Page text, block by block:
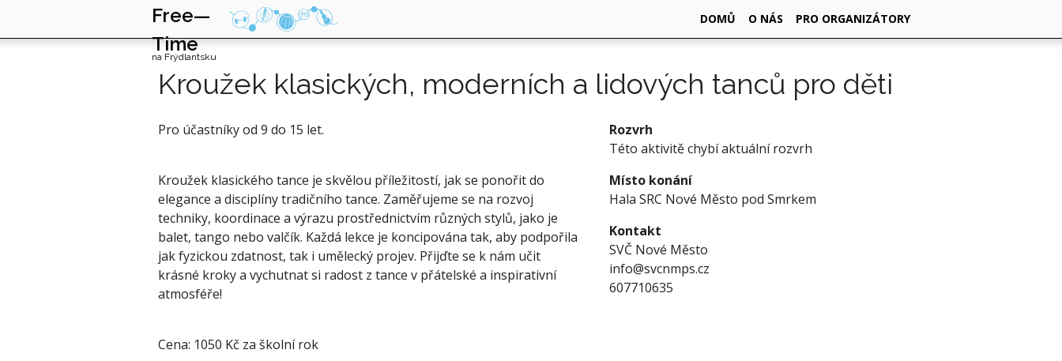
Free—
Time
na Frýdlantsku
DOMŮ O NÁS PRO ORGANIZÁTORY
Kroužek klasických, moderních a lidových tanců pro děti
Pro účastníky od 9 do 15 let.
Kroužek klasického tance je skvělou příležitostí, jak se ponořit do
elegance a disciplíny tradičního tance. Zaměřujeme se na rozvoj
techniky, koordinace a výrazu prostřednictvím různých stylů, jako je
balet, tango nebo valčík. Každá lekce je koncipována tak, aby podpořila
jak fyzickou zdatnost, tak i umělecký projev. Přijďte se k nám učit
krásné kroky a vychutnat si radost z tance v přátelské a inspirativní
atmosféře!
Cena: 1050 Kč za školní rok
Rozvrh
Této aktivitě chybí aktuální rozvrh
Místo konání
Hala SRC Nové Město pod Smrkem
Kontakt
SVČ Nové Město
info@svcnmps.cz
607710635